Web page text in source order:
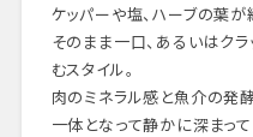
ケッパーや塩、ハーブの葉が
そのまま一口、あるいはク
むスタイル。
肉のミネラル感と魚介の発
一体となって静かに深まっ